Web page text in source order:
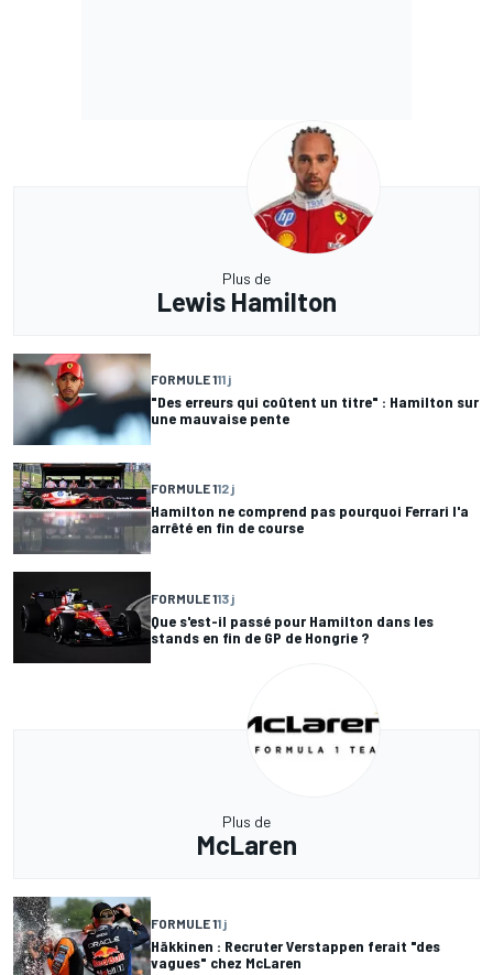
Plus de
Lewis Hamilton
FORMULE 111 j
"Des erreurs qui coûtent un titre" : Hamilton sur
une mauvaise pente
FORMULE 112 j
Hamilton ne comprend pas pourquoi Ferrari l'a
arrêté en fin de course
FORMULE 113 j
Que s'est-il passé pour Hamilton dans les
stands en fin de GP de Hongrie ?
Plus de
McLaren
FORMULE 11 j
Häkkinen : Recruter Verstappen ferait "des
vagues" chez McLaren